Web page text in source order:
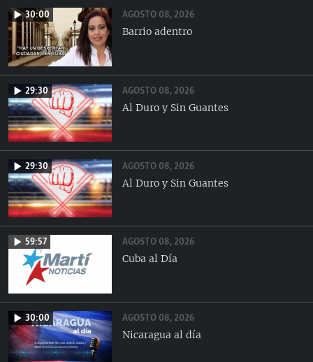
30:00
AGOSTO 08, 2026
Barrio adentro
29:30
AGOSTO 08, 2026
Al Duro y Sin Guantes
29:30
AGOSTO 08, 2026
Al Duro y Sin Guantes
59:57
AGOSTO 08, 2026
Cuba al Día
30:00
AGOSTO 08, 2026
Nicaragua al día